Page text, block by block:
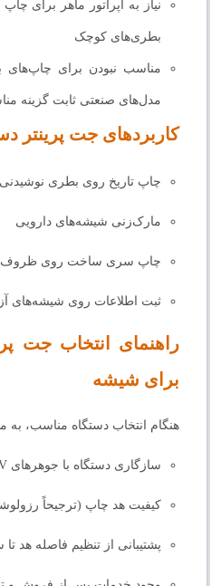
نیاز به اپراتور ماهر برای
بطری‌های کوچک
مناسب نبودن برای چاپ‌های
مدل‌های صنعتی ثابت گزینه
کاربردهای جت پرینتر
چاپ تاریخ روی بطری نوشیدنی
مارک‌زنی شیشه‌های دارویی
چاپ سری ساخت روی ظروف
ثبت اطلاعات روی شیشه‌های
راهنمای انتخاب جت
برای شیشه
هنگام انتخاب دستگاه مناسب، به
سازگاری دستگاه با جوهرهای UV یا سالونت
کیفیت هد چاپ (ترجیحاً رزولوشن
پشتیبانی از تنظیم فاصله هد تا